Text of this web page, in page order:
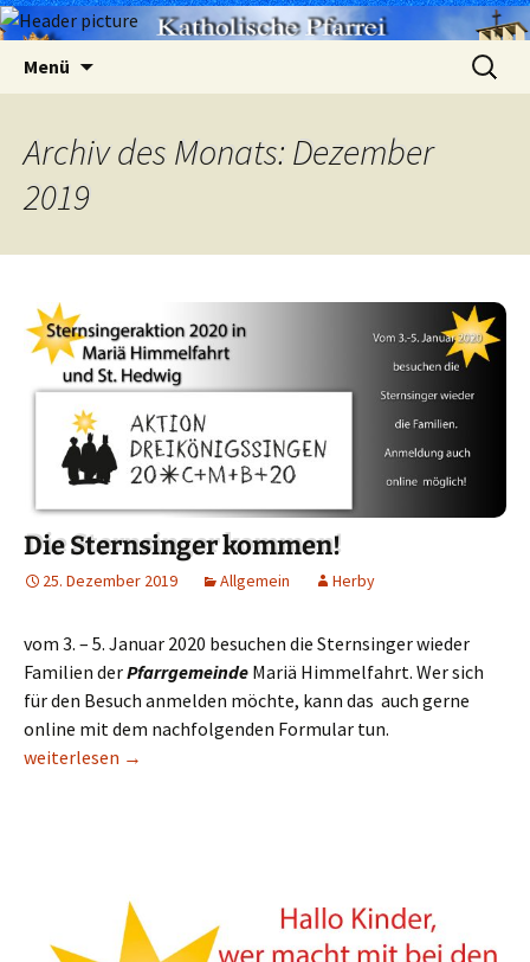
Menü
Suchen
nach:
Archiv des Monats: Dezember
2019
Die Sternsinger kommen!
25. Dezember 2019 Allgemein Herby
vom 3. – 5. Januar 2020 besuchen die Sternsinger wieder
Familien derPfarrgemeinde Mariä Himmelfahrt. Wer sich
für den Besuch anmelden möchte, kann das auch gerne
online mit dem nachfolgenden Formular tun.
Die Sternsinger kommen!
weiterlesen →